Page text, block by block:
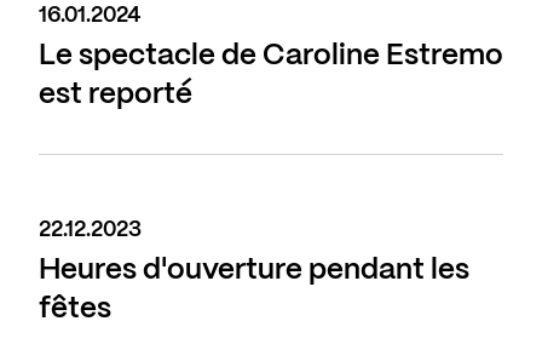
16.01.2024
Le spectacle de Caroline Estremo
est reporté
22.12.2023
Heures d'ouverture pendant les
fêtes